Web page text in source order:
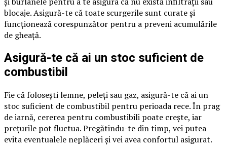
blocaje. Asigură-te că toate scurgerile sunt curate și
funcționează corespunzător pentru a preveni acumulările
de gheață.
Asigură-te că ai un stoc suficient de
combustibil
Fie că folosești lemne, peleți sau gaz, asigură-te că ai un
stoc suficient de combustibil pentru perioada rece. În prag
de iarnă, cererea pentru combustibili poate crește, iar
prețurile pot fluctua. Pregătindu-te din timp, vei putea
evita eventualele neplăceri și vei avea confortul asigurat.